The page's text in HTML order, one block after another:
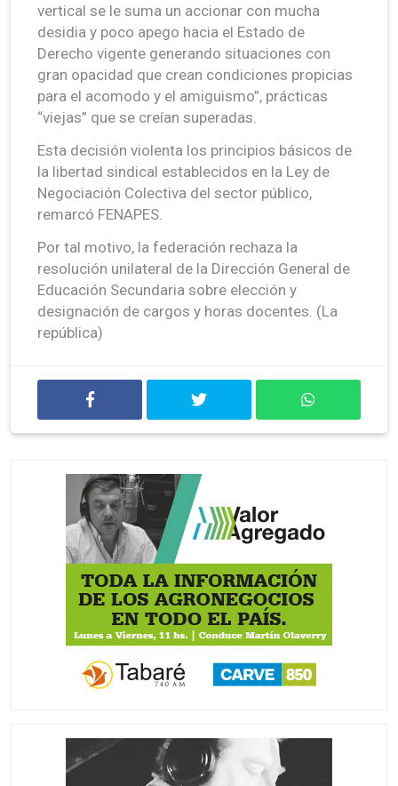
vertical se le suma un accionar con mucha
desidia y poco apego hacia el Estado de
Derecho vigente generando situaciones con
gran opacidad que crean condiciones propicias
para el acomodo y el amiguismo”, prácticas
“viejas” que se creían superadas.
Esta decisión violenta los principios básicos de
la libertad sindical establecidos en la Ley de
Negociación Colectiva del sector público,
remarcó FENAPES.
Por tal motivo, la federación rechaza la
resolución unilateral de la Dirección General de
Educación Secundaria sobre elección y
designación de cargos y horas docentes. (La
república)